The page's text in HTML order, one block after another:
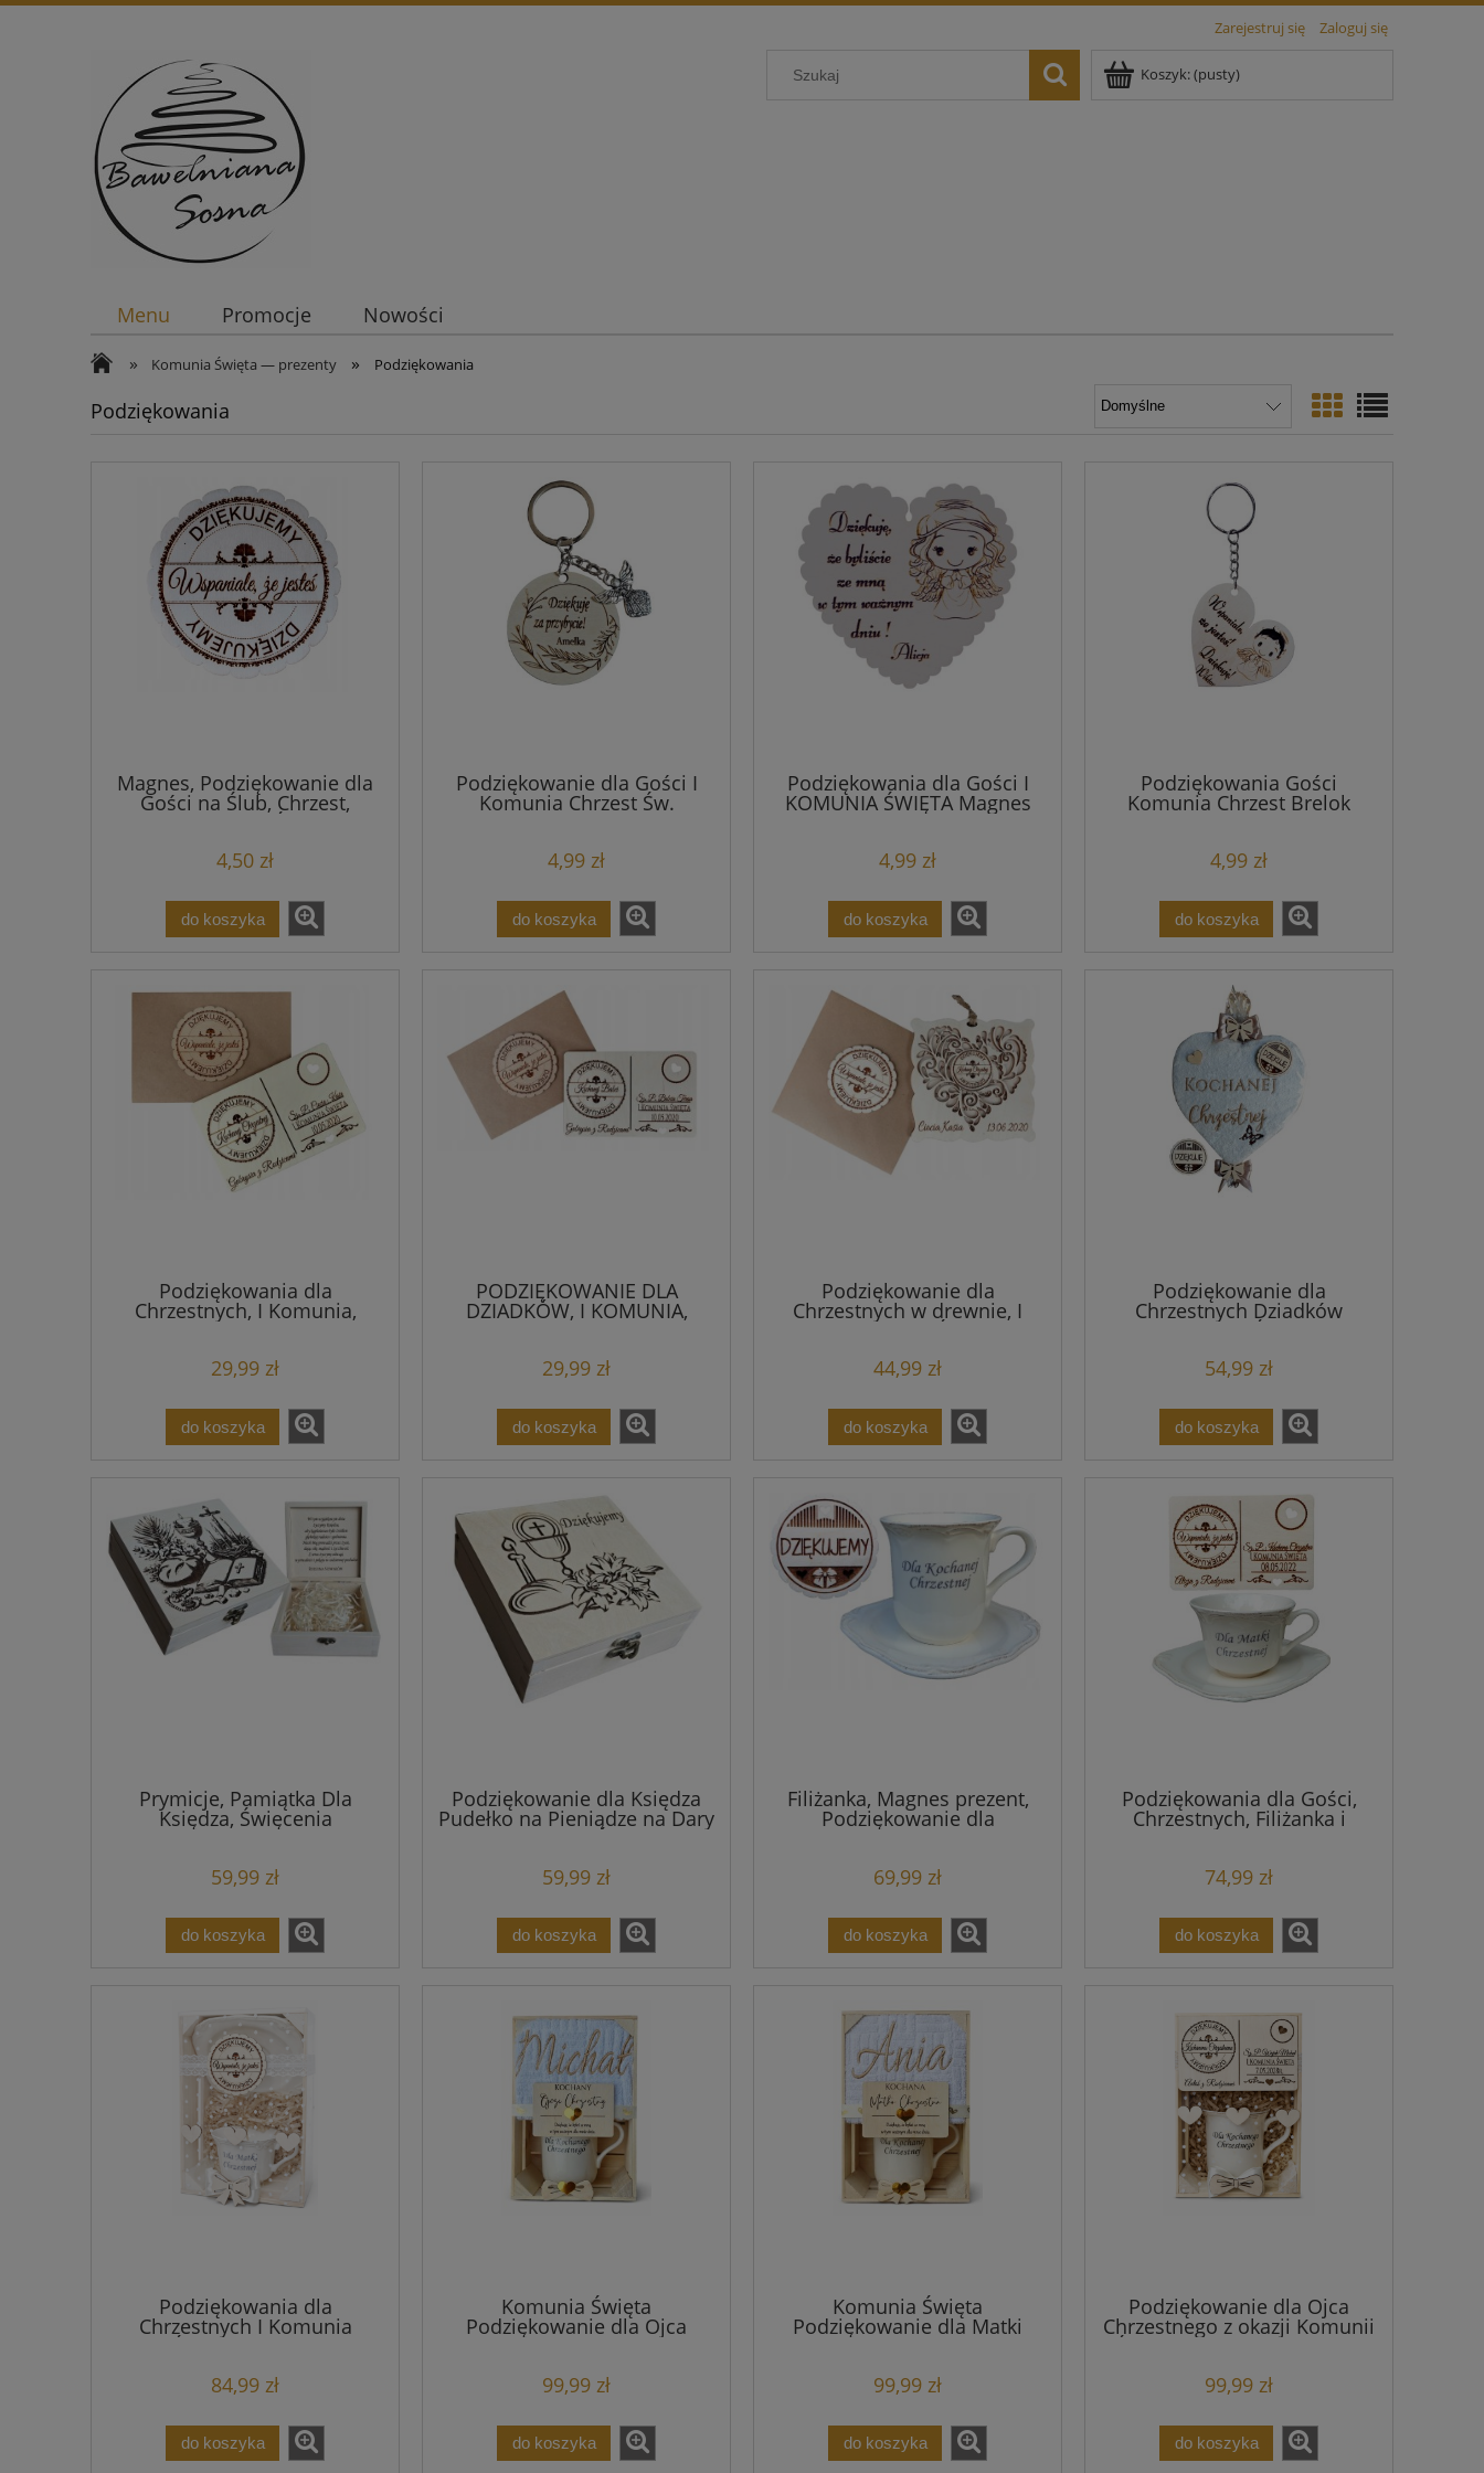
Zarejestruj się Zaloguj się
Koszyk:(pusty)
Menu Promocje Nowości
» Komunia Święta — prezenty » Podziękowania
Podziękowania
Magnes, Podziękowanie dla
Gości na Ślub, Chrzest,
Komunia Św.
4,50 zł
do koszyka
Podziękowanie dla Gości I
Komunia Chrzest Św.
4,99 zł
do koszyka
Podziękowania dla Gości I
KOMUNIA ŚWIĘTA Magnes
4,99 zł
do koszyka
Podziękowania Gości
Komunia Chrzest Brelok
4,99 zł
do koszyka
Podziękowania dla
Chrzestnych, I Komunia,
Chrzciny
29,99 zł
do koszyka
PODZIĘKOWANIE DLA
DZIADKÓW, I KOMUNIA,
29,99 zł
do koszyka
Podziękowanie dla
Chrzestnych w drewnie, I
Komunia Św.
44,99 zł
do koszyka
Podziękowanie dla
Chrzestnych Dziadków
Komunia Święta
54,99 zł
do koszyka
Prymicje, Pamiątka Dla
Księdza, Święcenia
Kapłańskie
59,99 zł
do koszyka
Podziękowanie dla Księdza
Pudełko na Pieniądze na Dary
I Komunia Święta
59,99 zł
do koszyka
Filiżanka, Magnes prezent,
Podziękowanie dla
Chrzestnych
69,99 zł
do koszyka
Podziękowania dla Gości,
Chrzestnych, Filiżanka i
magnes
74,99 zł
do koszyka
Podziękowania dla
Chrzestnych I Komunia
Święta i Chrzest
84,99 zł
do koszyka
Komunia Święta
Podziękowanie dla Ojca
Chrzestnego – Ręcznik Haft
Ślub
99,99 zł
do koszyka
Komunia Święta
Podziękowanie dla Matki
Chrzestnej – Ręcznik Haft
99,99 zł
do koszyka
Podziękowanie dla Ojca
Chrzestnego z okazji Komunii
Świętej, pierwsza Komunia
99,99 zł
do koszyka